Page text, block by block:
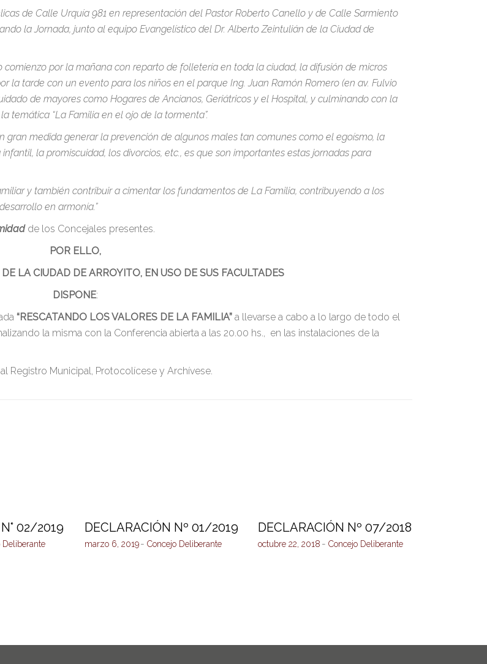
de Calle Urquía 981 en representación del Pastor Roberto Canello y de Calle Sarmiento
la Jornada, junto al equipo Evangelístico del Dr. Alberto Zeintulián de la Ciudad de
por la mañana con reparto de folletería en toda la ciudad, la difusión de micros
la tarde con un evento para los niños en el parque Ing. Juan Ramón Romero (en av. Fulvio
de mayores como Hogares de Ancianos, Geriátricos y el Hospital, y culminando con la
temática “La Familia en el ojo de la tormenta”.
medida generar la prevención de algunos males tan comunes como el egoísmo, la
la promiscuidad, los divorcios, etc., es que son importantes estas jornadas para
y también contribuir a cimentar los fundamentos de La Familia, contribuyendo a los
en armonía.”
de los Concejales presentes.
POR ELLO,
LA CIUDAD DE ARROYITO, EN USO DE SUS FACULTADES
DISPONE:
“RESCATANDO LOS VALORES DE LA FAMILIA” a llevarse a cabo a lo largo de todo el
la misma con la Conferencia abierta a las 20.00 hs., en las instalaciones de la
Registro Municipal, Protocolícese y Archívese.
02/2019
Deliberante
DECLARACIÓN Nº 01/2019
marzo 6, 2019 Concejo Deliberante
DECLARACIÓN Nº 07/2018
octubre 22, 2018 Concejo Deliberante